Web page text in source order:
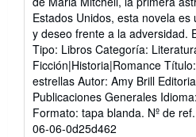
Estados Unidos, esta novela
y deseo frente a la adversidad.
Tipo: Libros Categoría:
Ficción|Historia|Romance
estrellas Autor: Amy Brill
Publicaciones Generales
Formato: tapa blanda. Nº de
06-06-0d25d462